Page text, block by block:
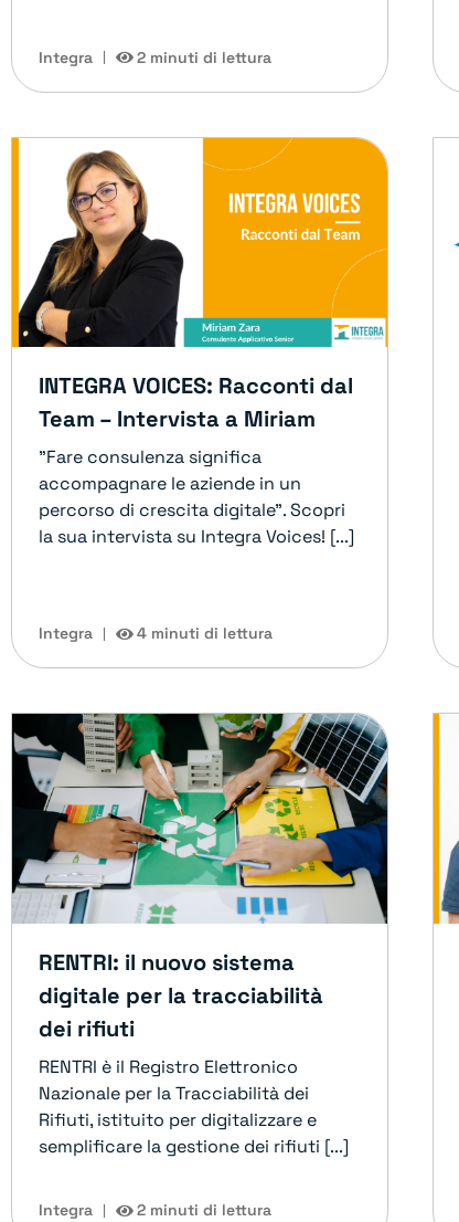
Integra 2 minuti di lettura
INTEGRA VOICES: Racconti dal
Team – Intervista a Miriam
"Fare consulenza significa
accompagnare le aziende in un
percorso di crescita digitale". Scopri
la sua intervista su Integra Voices! [...]
Integra 4 minuti di lettura
RENTRI: il nuovo sistema
digitale per la tracciabilità
dei rifiuti
RENTRI è il Registro Elettronico
Nazionale per la Tracciabilità dei
Rifiuti, istituito per digitalizzare e
semplificare la gestione dei rifiuti [...]
Integra 2 minuti di lettura